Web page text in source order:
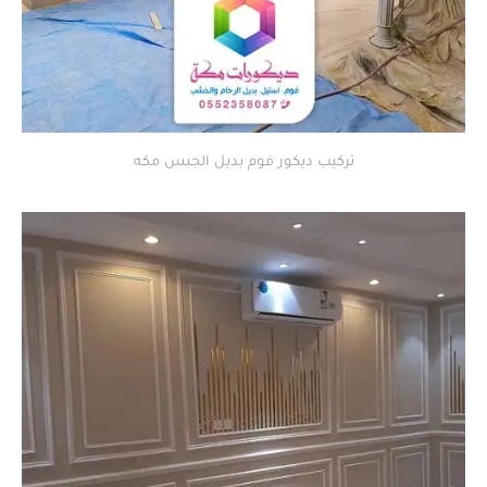
تركيب ديكور فوم بديل الجبس مكه